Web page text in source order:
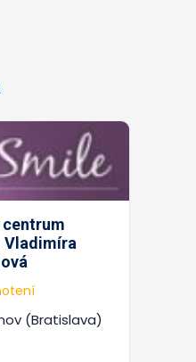
Vladimíra
(Bratislava)